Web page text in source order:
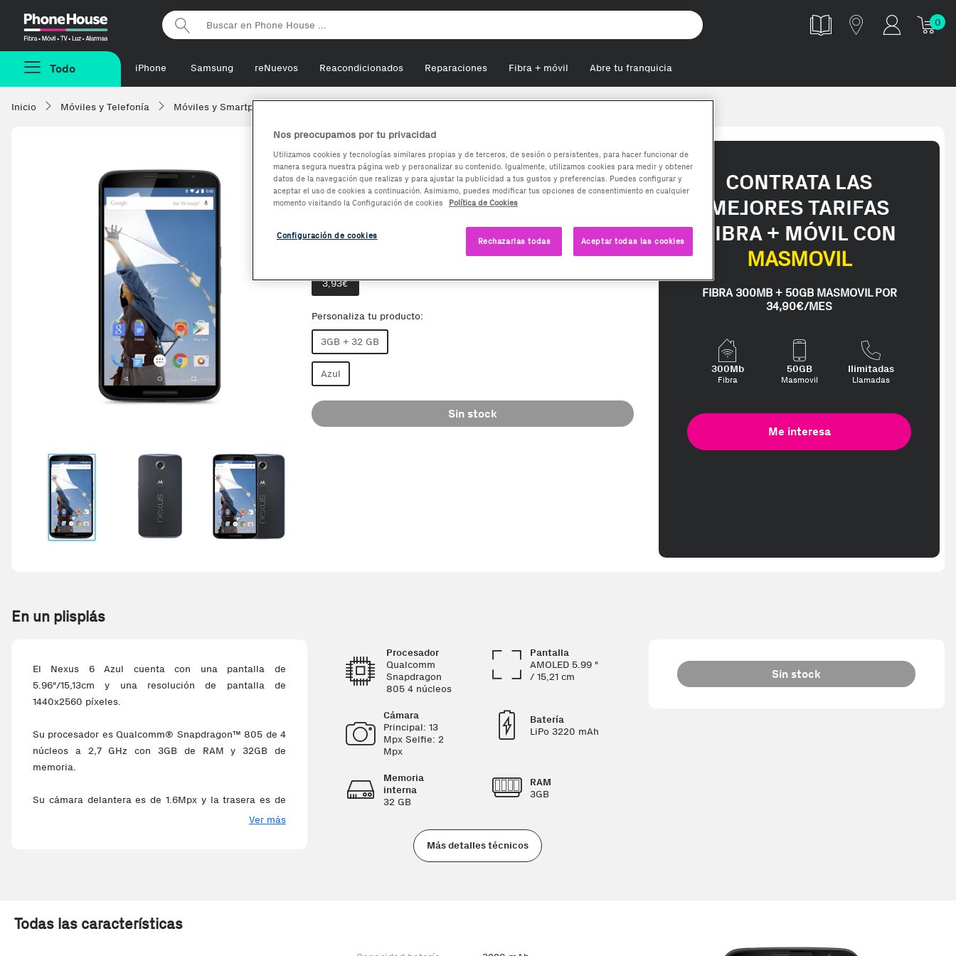
Phonehouse
0
Todo iPhone Samsung reNuevos Reacondicionados Reparaciones Fibra + móvil Abre tu franquicia
Inicio Móviles y Telefonía Móviles y Smartphones
Google Nexus 6
3,93
3,93€
Personaliza tu producto:
3GB + 32 GB
Azul
Sin stock
CONTRATA LAS
MEJORES TARIFAS
FIBRA + MÓVIL CON
MASMOVIL
FIBRA 300MB + 50GB MASMOVIL POR
34,90€/MES
300Mb
Fibra
50GB
Masmovil
Ilimitadas
Llamadas
Me interesa
En un plisplás
El Nexus 6 Azul cuenta con una pantalla de
5.96"/15,13cm y una resolución de pantalla de
1440x2560 píxeles.
Su procesador es Qualcomm® Snapdragon™ 805 de 4
núcleos a 2,7 GHz con 3GB de RAM y 32GB de
memoria.
Su cámara delantera es de 1.6Mpx y la trasera es de
13Mpx con la que podrás realizar unas fotos increíbles
Ver más
Procesador
Qualcomm
Snapdragon
805 4 núcleos
Pantalla
AMOLED 5.99 "
/ 15,21 cm
Cámara
Principal: 13
Mpx Selfie: 2
Mpx
Batería
LiPo 3220 mAh
Memoria
interna
32 GB
RAM
3GB
Más detalles técnicos
Sin stock
Todas las características
Nos preocupamos por tu privacidad
Utilizamos cookies y tecnologías similares propias y de terceros, de sesión o persistentes, para hacer funcionar de
manera segura nuestra página web y personalizar su contenido. Igualmente, utilizamos cookies para medir y obtener
datos de la navegación que realizas y para ajustar la publicidad a tus gustos y preferencias. Puedes configurar y
aceptar el uso de cookies a continuación. Asimismo, puedes modificar tus opciones de consentimiento en cualquier
momento visitando la Configuración de cookies
Política de Cookies
Rechazarlas todas Aceptar todas las cookies
Configuración de cookies